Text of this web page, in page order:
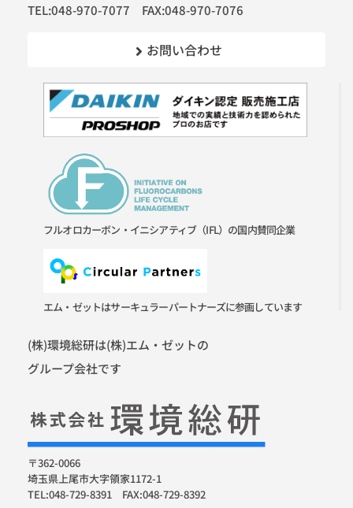
TEL:048-970-7077 FAX:048-970-7076
お問い合わせ
フルオロカーボン・イニシアティブ（IFL）の国内賛同企業
エム・ゼットはサーキュラーパートナーズに参画しています
(株)環境総研は(株)エム・ゼットの
グループ会社です
〒362-0066
埼玉県上尾市大字領家1172-1
TEL:048-729-8391 FAX:048-729-8392